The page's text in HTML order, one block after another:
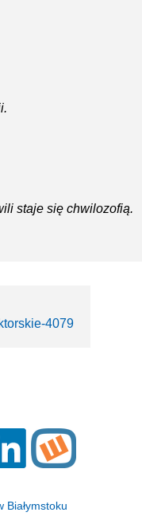
staje się chwilozofią.
4079
Białymstoku